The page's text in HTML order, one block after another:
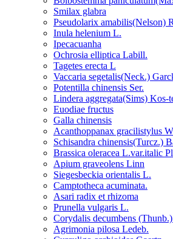
Smilax glabra
Pseudolarix amabilis(Nelson)
Inula helenium L.
Ipecacuanha
Ochrosia elliptica Labill.
Tagetes erecta L
Vaccaria segetalis(Neck.)
Potentilla chinensis Ser.
Lindera aggregata(Sims) Kos-
Euodiae fructus
Galla chinensis
Acanthoppanax gracilistylus
Schisandra chinensis(Turcz.)
Brassica oleracea L.var.italic
Apium graveolens Linn
Siegesbeckia orientalis L.
Camptotheca acuminata.
Asari radix et rhizoma
Prunella vulgaris L.
Corydalis decumbens (Thunb.)
Agrimonia pilosa Ledeb.